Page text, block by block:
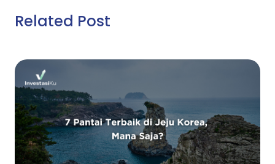
Related Post